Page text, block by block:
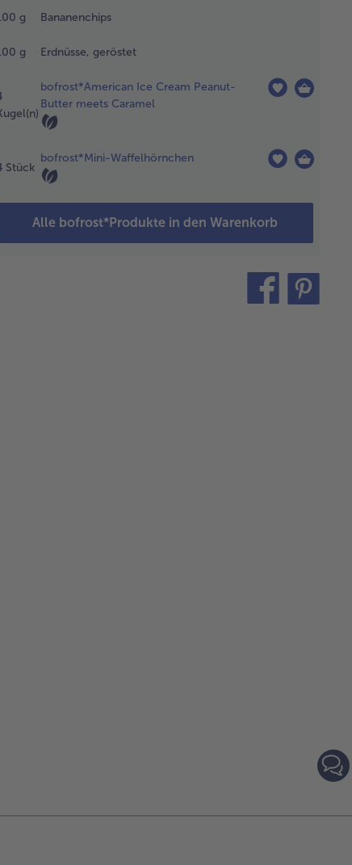
g Bananenchips
g Erdnüsse, geröstet
bofrost*American Ice Cream Peanut-
Butter meets Caramel
Stück
bofrost*Mini-Waffelhörnchen
Alle bofrost*Produkte in den Warenkorb
und
darin
Die
ml
teilen